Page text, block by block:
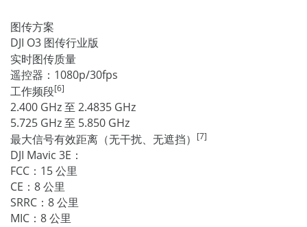
图传方案
DJI O3 图传行业版
实时图传质量
遥控器：1080p/30fps
工作频段[6]
2.400 GHz 至 2.4835 GHz
5.725 GHz 至 5.850 GHz
最大信号有效距离（无干扰、无遮挡）
[7]
DJI Mavic 3E：
FCC：15 公里
CE：8 公里
SRRC：8 公里
MIC：8 公里